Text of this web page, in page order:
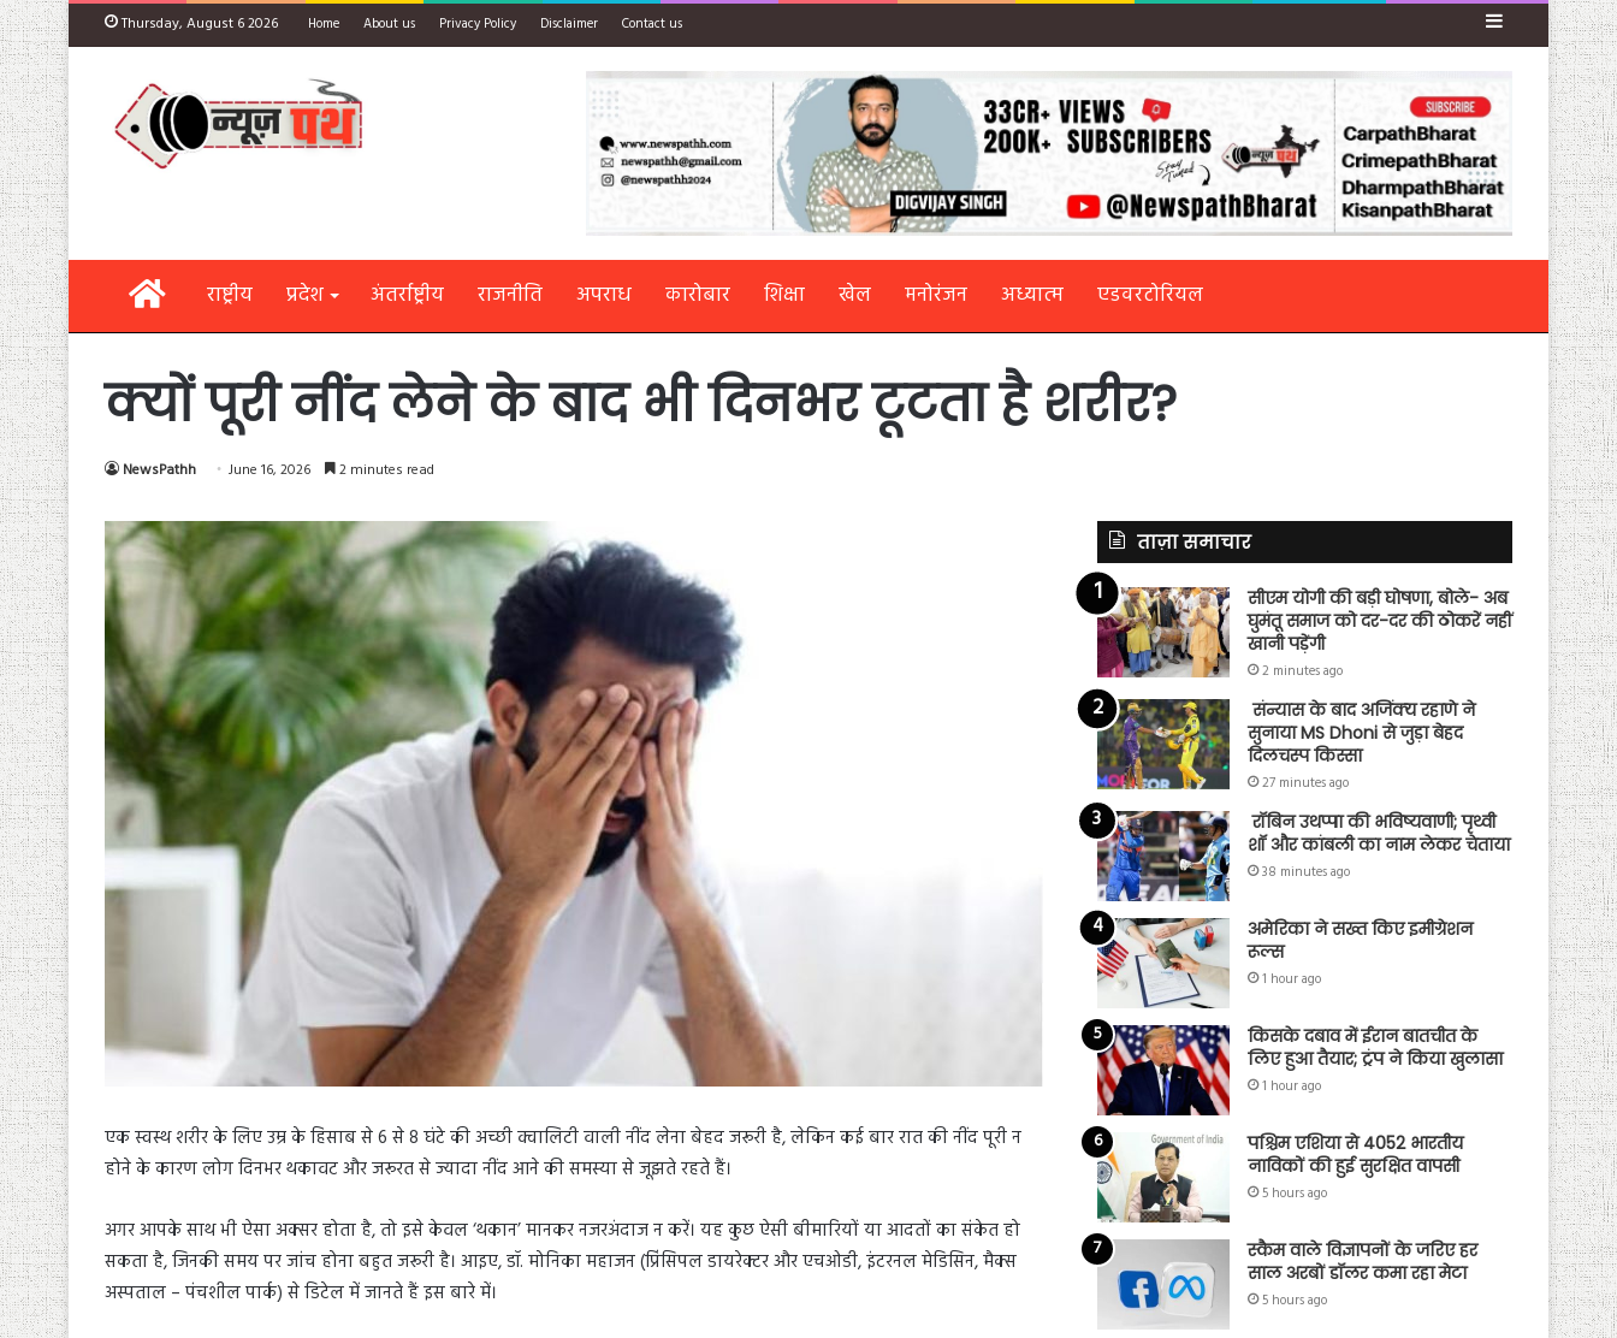
Thursday, August 6 2026 Home About us Privacy Policy Disclaimer Contact us Sidebar
Homeराष्ट्रीय प्रदेश अंतर्राष्ट्रीय राजनीति अपराध कारोबार शिक्षा खेल मनोरंजन अध्यात्म एडवरटोरियल
क्यों पूरी नींद लेने के बाद भी दिनभर टूटता है शरीर?
NewsPathh June 16, 2026 2 minutes read
एक स्वस्थ शरीर के लिए उम्र के हिसाब से 6 से 8 घंटे की अच्छी क्वालिटी वाली नींद लेना बेहद जरूरी है, लेकिन कई बार रात की नींद पूरी न
होने के कारण लोग दिनभर थकावट और जरूरत से ज्यादा नींद आने की समस्या से जूझते रहते हैं।
अगर आपके साथ भी ऐसा अक्सर होता है, तो इसे केवल ‘थकान’ मानकर नजरअंदाज न करें। यह कुछ ऐसी बीमारियों या आदतों का संकेत हो
सकता है, जिनकी समय पर जांच होना बहुत जरूरी है। आइए, डॉ. मोनिका महाजन (प्रिंसिपल डायरेक्टर और एचओडी, इंटरनल मेडिसिन, मैक्स
अस्पताल – पंचशील पार्क) से डिटेल में जानते हैं इस बारे में।
ताज़ा समाचार
सीएम योगी की बड़ी घोषणा, बोले- अब
घुमंतू समाज को दर-दर की ठोकरें नहीं
खानी पड़ेंगी
2 minutes ago
संन्यास के बाद अजिंक्‍य रहाणे ने
सुनाया MS Dhoni से जुड़ा बेहद
दिलचस्प किस्सा
27 minutes ago
रॉबिन उथप्पा की भविष्यवाणी; पृथ्वी
शॉ और कांबली का नाम लेकर चेताया
38 minutes ago
अमेरिका ने सख्त किए इमीग्रेशन
रूल्स
1 hour ago
किसके दबाव में ईरान बातचीत के
लिए हुआ तैयार; ट्रंप ने किया खुलासा
1 hour ago
पश्चिम एशिया से 4052 भारतीय
नाविकों की हुई सुरक्षित वापसी
5 hours ago
स्कैम वाले विज्ञापनों के जरिए हर
साल अरबों डॉलर कमा रहा मेटा
5 hours ago